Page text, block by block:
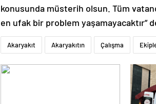
konusunda müsterih olsun. Tüm
en ufak bir problem yaşamayacaktır”
Akaryakıt Akaryakıtın Çalışma